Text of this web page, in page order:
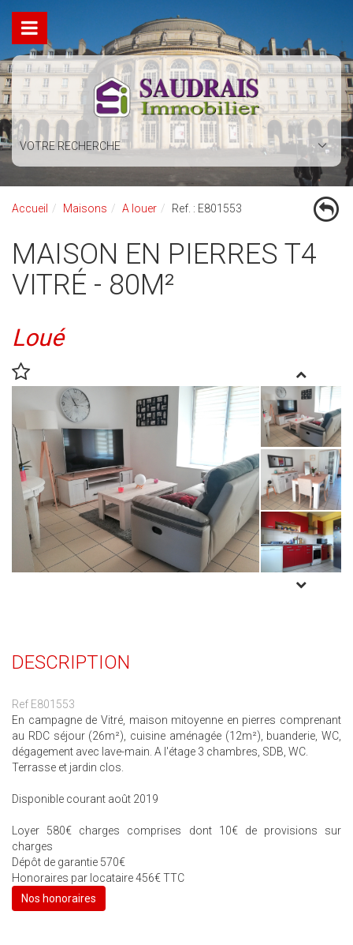
VOTRE RECHERCHE
Accueil Maisons A louer Ref. : E801553
MAISON EN PIERRES T4
VITRÉ - 80M²
Loué
DESCRIPTION
Ref E801553
En campagne de Vitré, maison mitoyenne en pierres comprenant
au RDC séjour (26m²), cuisine aménagée (12m²), buanderie, WC,
dégagement avec lave-main. A l'étage 3 chambres, SDB, WC.
Terrasse et jardin clos.
Disponible courant août 2019
Loyer 580€ charges comprises dont 10€ de provisions sur
charges
Dépôt de garantie 570€
Honoraires par locataire 456€ TTC
Nos honoraires